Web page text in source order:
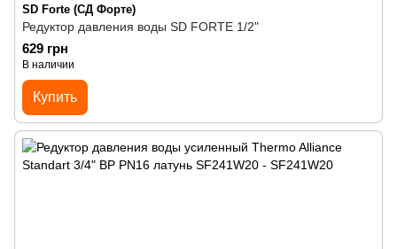
SD Forte (СД Форте)
Редуктор давления воды SD FORTE 1/2"
629 грн
В наличии
Купить